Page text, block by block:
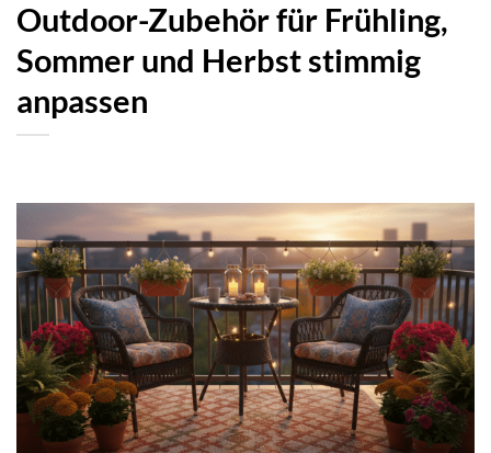
Outdoor-Zubehör für Frühling,
Sommer und Herbst stimmig
anpassen